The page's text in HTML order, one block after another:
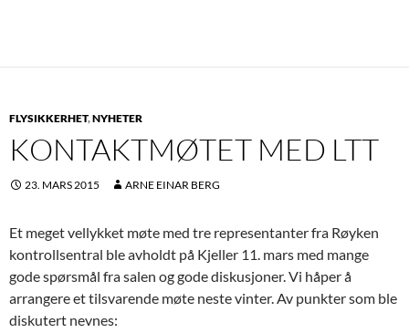
FLYSIKKERHET,NYHETER
KONTAKTMØTET MED LTT
23. MARS 2015 ARNE EINAR BERG
Et meget vellykket møte med tre representanter fra Røyken
kontrollsentral ble avholdt på Kjeller 11. mars med mange
gode spørsmål fra salen og gode diskusjoner. Vi håper å
arrangere et tilsvarende møte neste vinter. Av punkter som ble
diskutert nevnes: